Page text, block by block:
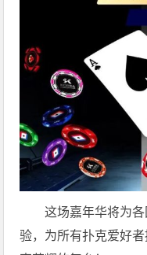
这场嘉年华将为
验，为所有扑克爱好